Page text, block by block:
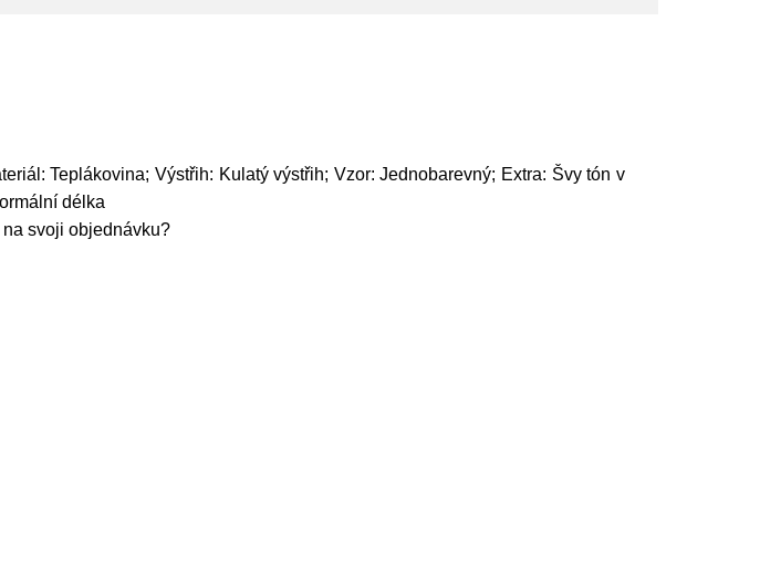
Teplákovina; Výstřih: Kulatý výstřih; Vzor: Jednobarevný; Extra: Švy tón v
délka
svoji objednávku?